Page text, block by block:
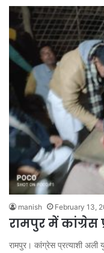
manish February 13,
रामपुर में कांग्रेस
रामपुर। कांग्रेस प्रत्याशी